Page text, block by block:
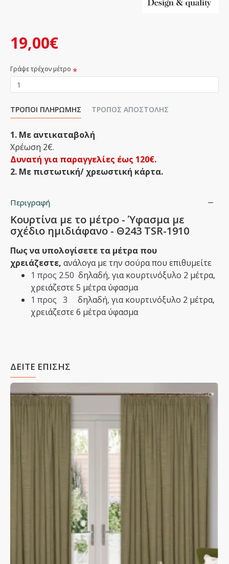
19,00€
Γράψε τρέχον μέτρο
ΤΡΌΠΟΙ ΠΛΗΡΩΜΉΣ ΤΡΌΠΟΣ ΑΠΟΣΤΟΛΉΣ
1. Με αντικαταβολή
Χρέωση 2€.
Δυνατή για παραγγελίες έως 120€.
2. Με πιστωτική/ χρεωστική κάρτα.
Περιγραφή
Κουρτίνα με το μέτρο - Ύφασμα με
σχέδιο ημιδιάφανο - Θ243 TSR-1910
Πως να υπολογίσετε τα μέτρα που
χρειάζεστε, ανάλογα με την σούρα που επιθυμείτε
1 προς 2.50 δηλαδή, ​για κουρτινόξυλο 2 μέτρα,
χρειάζεστε 5 μέτρα ύφασμα
1 προς 3 δηλαδή,​ για κουρτινόξυλο 2 μέτρα,
χρειάζεστε 6 μέτρα ύφασμα
ΔΕΙΤΕ ΕΠΙΣΗΣ